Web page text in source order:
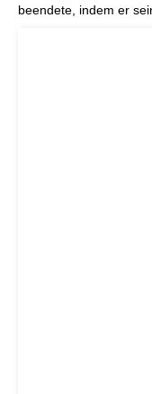
beendete, indem er